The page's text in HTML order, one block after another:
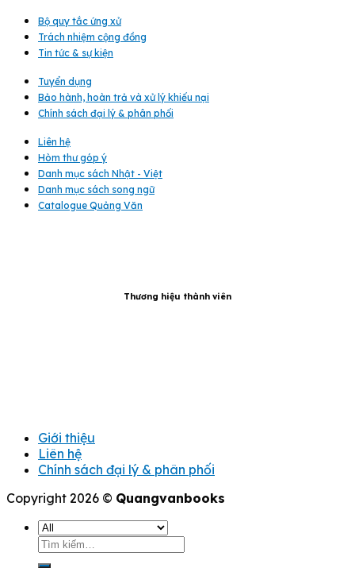
Bộ quy tắc ứng xử
Trách nhiệm cộng đồng
Tin tức & sự kiện
Tuyển dụng
Bảo hành, hoàn trả và xử lý khiếu nại
Chính sách đại lý & phân phối
Liên hệ
Hòm thư góp ý
Danh mục sách Nhật - Việt
Danh mục sách song ngữ
Catalogue Quảng Văn
Thương hiệu thành viên
Giới thiệu
Liên hệ
Chính sách đại lý & phân phối
Copyright 2026 © Quangvanbooks
Tìm